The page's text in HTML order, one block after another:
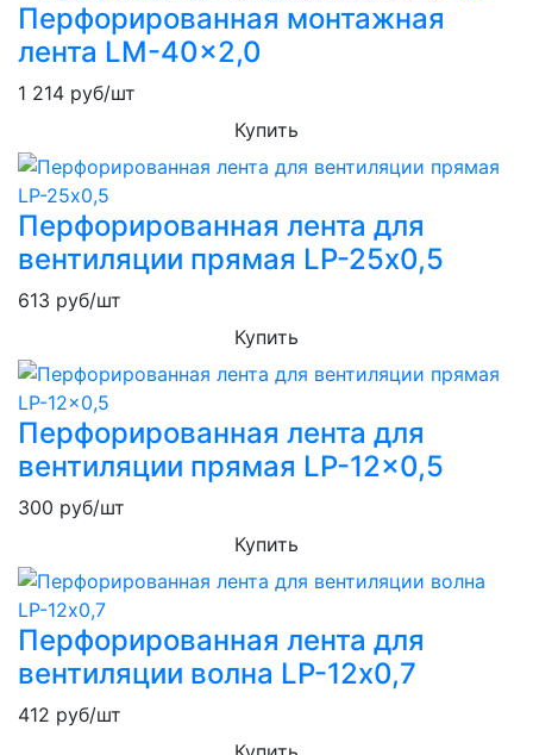
Перфорированная монтажная
лента LM-40x2,0
1 214 руб/шт
Купить
Перфорированная лента для
вентиляции прямая LP-25х0,5
613 руб/шт
Купить
Перфорированная лента для
вентиляции прямая LP-12x0,5
300 руб/шт
Купить
Перфорированная лента для
вентиляции волна LP-12х0,7
412 руб/шт